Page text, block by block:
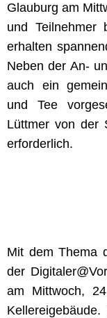
Glauburg am
und Teilnehmer
erhalten
Neben der An-
auch ein
und Tee
Lüttmer von der
erforderlich.
Mit dem Thema
der
am Mittwoch,